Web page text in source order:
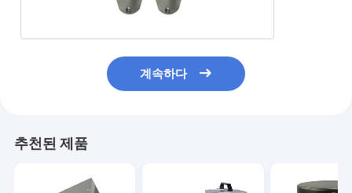
계속하다
추천된 제품